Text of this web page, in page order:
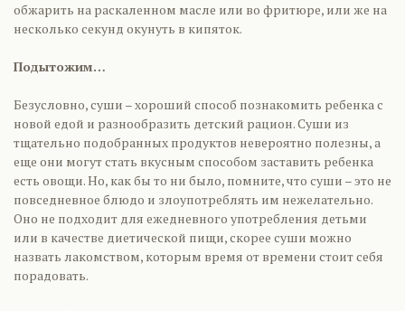
обжарить на раскаленном масле или во фритюре, или же на
несколько секунд окунуть в кипяток.
Подытожим…
Безусловно, суши – хороший способ познакомить ребенка с
новой едой и разнообразить детский рацион. Суши из
тщательно подобранных продуктов невероятно полезны, а
еще они могут стать вкусным способом заставить ребенка
есть овощи. Но, как бы то ни было, помните, что суши – это не
повседневное блюдо и злоупотреблять им нежелательно.
Оно не подходит для ежедневного употребления детьми
или в качестве диетической пищи, скорее суши можно
назвать лакомством, которым время от времени стоит себя
порадовать.